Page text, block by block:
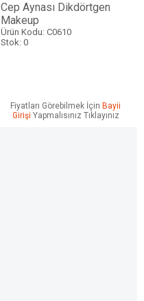
Cep Aynası Dikdörtgen
Makeup
Ürün Kodu: C0610
Stok: 0
Fiyatları Görebilmek İçin Bayii
Girişi Yapmalısınız Tıklayınız